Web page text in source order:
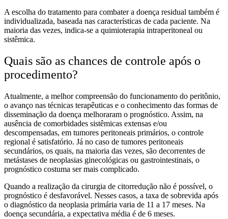
A escolha do tratamento para combater a doença residual também é
individualizada, baseada nas características de cada paciente. Na
maioria das vezes, indica-se a quimioterapia intraperitoneal ou
sistêmica.
Quais são as chances de controle após o
procedimento?
Atualmente, a melhor compreensão do funcionamento do peritônio,
o avanço nas técnicas terapêuticas e o conhecimento das formas de
disseminação da doença melhoraram o prognóstico. Assim, na
ausência de comorbidades sistêmicas extensas e/ou
descompensadas, em tumores peritoneais primários, o controle
regional é satisfatório. Já no caso de tumores peritoneais
secundários, os quais, na maioria das vezes, são decorrentes de
metástases de neoplasias ginecológicas ou gastrointestinais, o
prognóstico costuma ser mais complicado.
Quando a realização da cirurgia de citorredução não é possível, o
prognóstico é desfavorável. Nesses casos, a taxa de sobrevida após
o diagnóstico da neoplasia primária varia de 11 a 17 meses. Na
doença secundária, a expectativa média é de 6 meses.